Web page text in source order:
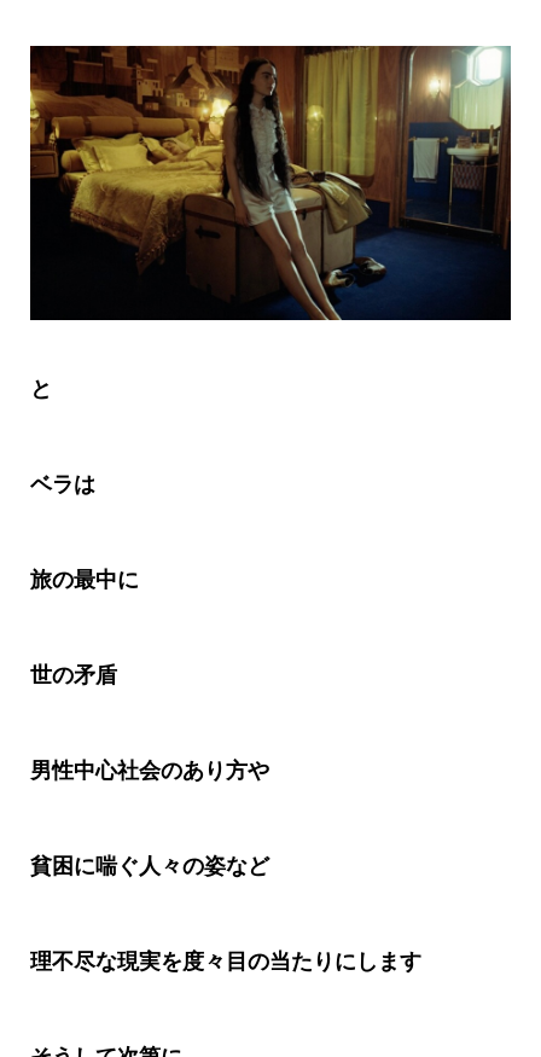
と
ベラは
旅の最中に
世の矛盾
男性中心社会のあり方や
貧困に喘ぐ人々の姿など
理不尽な現実を度々目の当たりにします